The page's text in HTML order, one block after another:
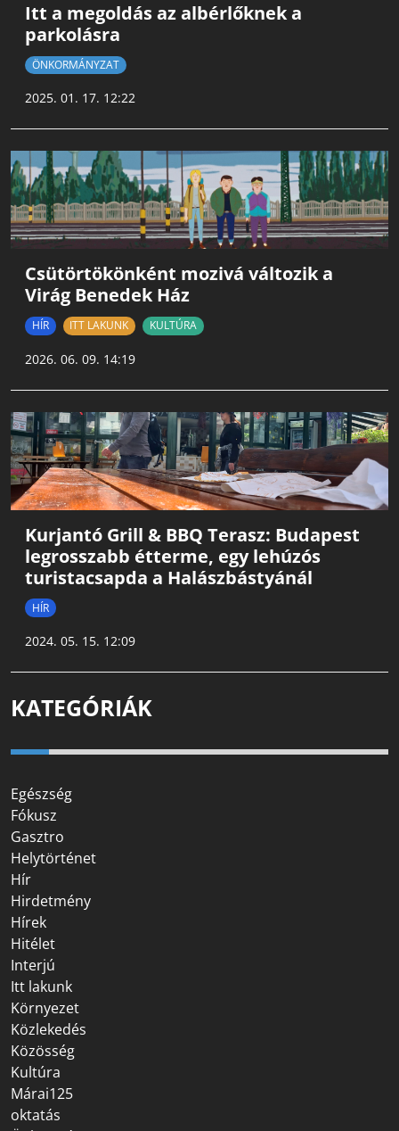
Itt a megoldás az albérlőknek a
parkolásra
ÖNKORMÁNYZAT
2025. 01. 17. 12:22
Csütörtökönként mozivá változik a
Virág Benedek Ház
HÍR ITT LAKUNK KULTÚRA
2026. 06. 09. 14:19
Kurjantó Grill & BBQ Terasz: Budapest
legrosszabb étterme, egy lehúzós
turistacsapda a Halászbástyánál
HÍR
2024. 05. 15. 12:09
KATEGÓRIÁK
Egészség
Fókusz
Gasztro
Helytörténet
Hír
Hirdetmény
Hírek
Hitélet
Interjú
Itt lakunk
Környezet
Közlekedés
Közösség
Kultúra
Márai125
oktatás